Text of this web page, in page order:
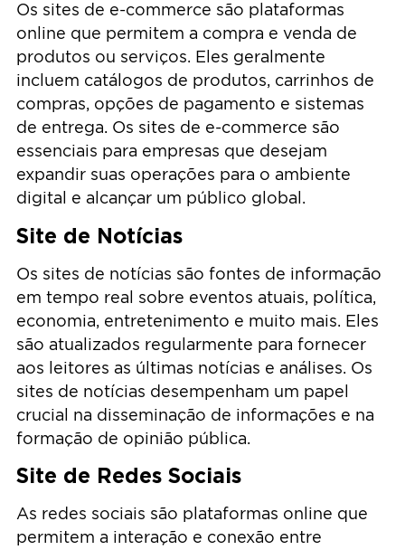
Os sites de e-commerce são plataformas
online que permitem a compra e venda de
produtos ou serviços. Eles geralmente
incluem catálogos de produtos, carrinhos de
compras, opções de pagamento e sistemas
de entrega. Os sites de e-commerce são
essenciais para empresas que desejam
expandir suas operações para o ambiente
digital e alcançar um público global.
Site de Notícias
Os sites de notícias são fontes de informação
em tempo real sobre eventos atuais, política,
economia, entretenimento e muito mais. Eles
são atualizados regularmente para fornecer
aos leitores as últimas notícias e análises. Os
sites de notícias desempenham um papel
crucial na disseminação de informações e na
formação de opinião pública.
Site de Redes Sociais
As redes sociais são plataformas online que
permitem a interação e conexão entre